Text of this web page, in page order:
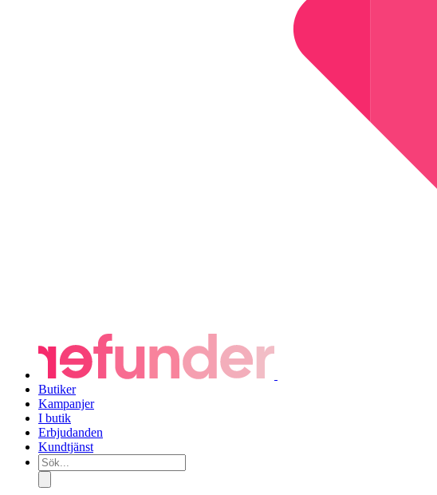
Butiker
Kampanjer
I butik
Erbjudanden
Kundtjänst
Sök...